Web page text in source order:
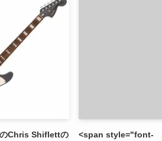
Chris Shiflettの
<span style="font-